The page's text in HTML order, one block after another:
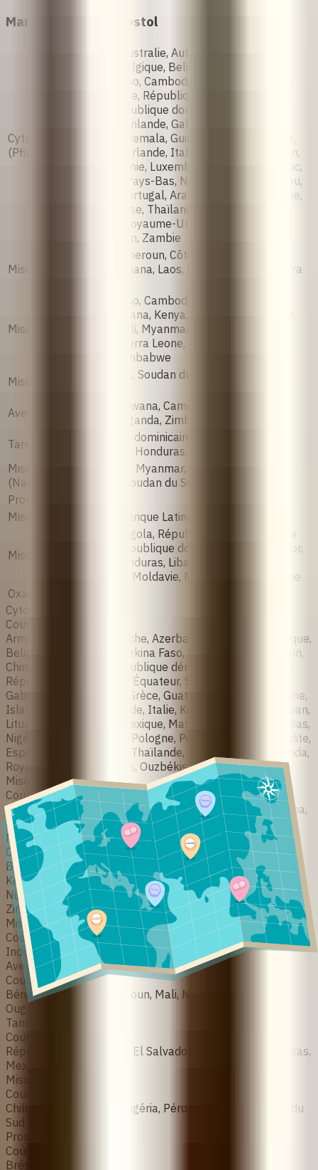
Marques de misoprostol
Cytotec
(Pfizer)
Arménie, Australie, Autriche, Azerbaïdjan,
Bahreïn, Belgique, Belize, Bénin, Bolivie,
Burkina Faso, Cambodge, Cameroun, Chine,
Côte d'Ivoire, République démocratique du
Congo, République dominicaine, Équateur,
Salvador, Finlande, Gabon, Géorgie, Ghana,
Grèce, Guatemala, Guinée, Guyane, Islande,
Indonésie, Irlande, Italie, Kenya, Kirghizistan,
Liban, Lituanie, Luxembourg, Mexique, Maroc,
Myanmar, Pays-Bas, Nigéria, Norvège, Pérou,
Pologne, Portugal, Arabie saoudite, Espagne,
Suède, Suisse, Thaïlande, Togo, Turquie,
Ouganda, Royaume-Uni, États-Unis,
Ouzbékistan, Zambie
Miso‑Fem
Bolivie, Cameroun, Côte d'Ivoire, Équateur,
Éthiopie, Ghana, Laos, Libéria, Sénégal, Sierra
Misoclear
Burkina Faso, Cambodge, Cameroun, Côte
d'Ivoire, Ghana, Kenya, Libéria, Madagascar,
Malawi, Mali, Myanmar, Niger, Nigéria,
Sénégal, Sierra Leone, Tanzanie, Ouganda,
Zambie, Zimbabwe
Miso‑Kare
Inde, Kenya, Soudan du Sud, Tanzanie,
Avertiso
Bénin, Botswana, Cameroun, Mali, Namibie,
Nigeria, Ouganda, Zimbabwe
Taneciprol
République dominicaine, El Salvador,
Guatemala, Honduras, Mexique
Misoprostol
(Naari)
Chili, Kenya, Myanmar, Nigéria, Pérou,
Tanzanie, Soudan du Sud
Prostokos
Misotrol
Chili et Amérique Latine
Misofar
Albanie, Angola, République du Congo, Côte
d'Ivoire, République dominicaine, El Salvador,
Guinée, Honduras, Liban, Madagascar, Mali,
Mauritanie, Moldavie, Mozambique, Espagne
Oxaprost®
Cytotec (Pfizer)
Countries
Arménie, Australie, Autriche, Azerbaïdjan, Bahreïn, Belgique,
Belize, Bénin, Bolivie, Burkina Faso, Cambodge, Cameroun,
Chine, Côte d'Ivoire, République démocratique du Congo,
République dominicaine, Équateur, Salvador, Finlande,
Gabon, Géorgie, Ghana, Grèce, Guatemala, Guinée, Guyane,
Islande, Indonésie, Irlande, Italie, Kenya, Kirghizistan, Liban,
Lituanie, Luxembourg, Mexique, Maroc, Myanmar, Pays-Bas,
Nigéria, Norvège, Pérou, Pologne, Portugal, Arabie saoudite,
Espagne, Suède, Suisse, Thaïlande, Togo, Turquie, Ouganda,
Royaume-Uni, États-Unis, Ouzbékistan, Zambie
Miso‑Fem
Countries
Bolivie, Cameroun, Côte d'Ivoire, Équateur, Éthiopie, Ghana,
Laos, Libéria, Sénégal, Sierra Leone
Misoclear
Countries
Burkina Faso, Cambodge, Cameroun, Côte d'Ivoire, Ghana,
Kenya, Libéria, Madagascar, Malawi, Mali, Myanmar, Niger,
Nigéria, Sénégal, Sierra Leone, Tanzanie, Ouganda, Zambie,
Zimbabwe
Miso‑Kare
Countries
Inde, Kenya, Soudan du Sud, Tanzanie, Ouganda
Avertiso
Countries
Bénin, Botswana, Cameroun, Mali, Namibie, Nigeria,
Ouganda, Zimbabwe
Taneciprol
Countries
République dominicaine, El Salvador, Guatemala, Honduras,
Mexique
Misoprostol (Naari)
Countries
Chili, Kenya, Myanmar, Nigéria, Pérou, Tanzanie, Soudan du
Sud
Prostokos
Countries
Brésil